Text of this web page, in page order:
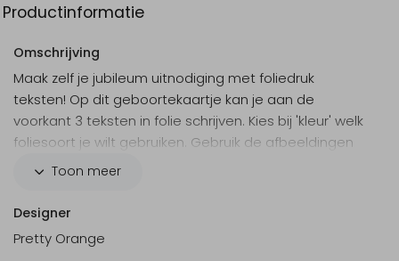
Productinformatie
Omschrijving
Maak zelf je jubileum uitnodiging met foliedruk
teksten! Op dit geboortekaartje kan je aan de
voorkant 3 teksten in folie schrijven. Kies bij 'kleur' welk
foliesoort je wilt gebruiken. Gebruik de afbeeldingen
uit de ontwerptool om de kaart verder op te maken.
Neem dan
Toon meer
Designer
Pretty Orange